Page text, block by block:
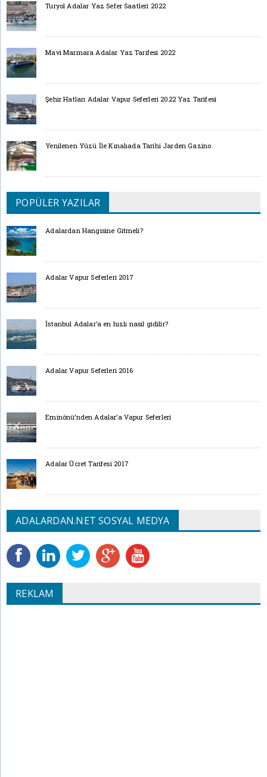
Turyol Adalar Yaz Sefer Saatleri 2022
Mavi Marmara Adalar Yaz Tarifesi 2022
Şehir Hatları Adalar Vapur Seferleri 2022 Yaz Tarifesi
Yenilenen Yüzü İle Kınalıada Tarihi Jarden Gazino
POPÜLER YAZILAR
Adalardan Hangisine Gitmeli?
Adalar Vapur Seferleri 2017
İstanbul Adalar’a en hızlı nasıl gidilir?
Adalar Vapur Seferleri 2016
Eminönü’nden Adalar’a Vapur Seferleri
Adalar Ücret Tarifesi 2017
ADALARDAN.NET SOSYAL MEDYA
REKLAM